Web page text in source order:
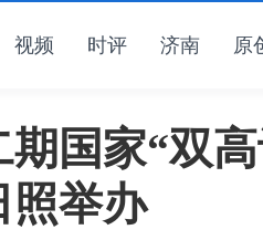
视频 时评 济南 原
期国家“双
照举办